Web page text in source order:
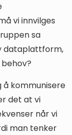
vi innvilges
sa
dataplattform,
å kommunisere
det at vi
når vi
man tenker